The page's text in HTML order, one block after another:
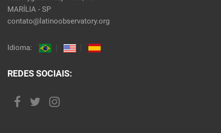
MARÍLIA - SP
contato@latinoobservatory.org
Idioma:
REDES SOCIAIS: